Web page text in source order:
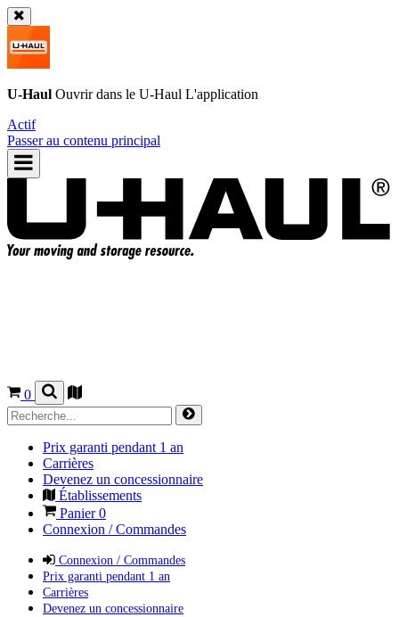
U-Haul Ouvrir dans le U-Haul L'application
Actif
Passer au contenu principal
0
Prix garanti pendant 1 an
Carrières
Devenez un concessionnaire
Établissements
Panier0
Connexion / Commandes
Connexion / Commandes
Prix garanti pendant 1 an
Carrières
Devenez un concessionnaire